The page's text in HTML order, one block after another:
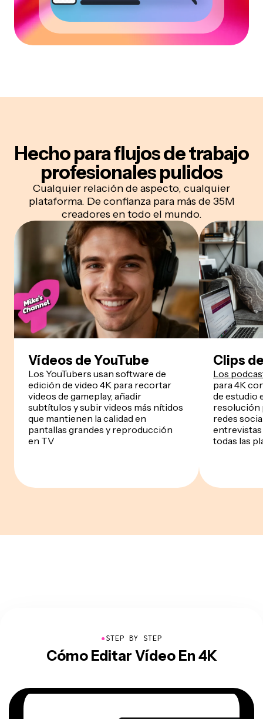
Hecho para flujos de trabajo
profesionales pulidos
Cualquier relación de aspecto, cualquier
plataforma. De confianza para más de 35M
creadores en todo el mundo.
Vídeos de YouTube
Los YouTubers usan software de
edición de video 4K para recortar
videos de gameplay, añadir
subtítulos y subir videos más nítidos
que mantienen la calidad en
pantallas grandes y reproducción
en TV
Clips
Los
para 4K
de estudio
resolución
redes
todas las
●STEP BY STEP
Cómo Editar Vídeo En 4K